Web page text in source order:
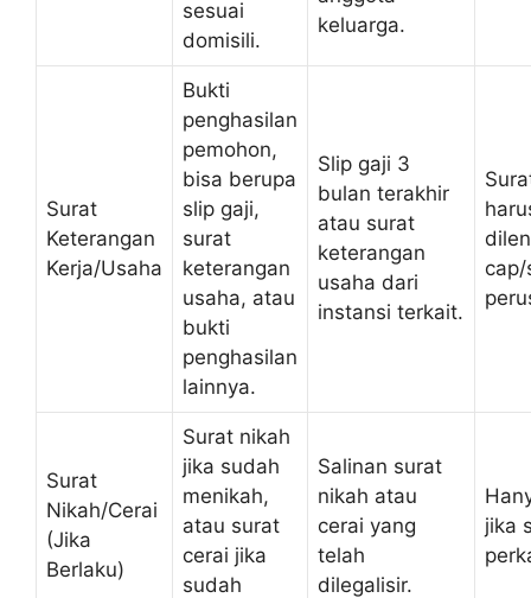
sesuai
domisili.
keluarga.
Surat
Keterangan
Kerja/Usaha
Bukti
penghasilan
pemohon,
bisa berupa
slip gaji,
surat
keterangan
usaha, atau
bukti
penghasilan
lainnya.
Slip gaji 3
bulan terakhir
atau surat
keterangan
usaha dari
instansi terkait.
Surat
Nikah/Cerai
(Jika
Berlaku)
Surat nikah
jika sudah
menikah,
atau surat
cerai jika
sudah
Salinan surat
nikah atau
cerai yang
telah
dilegalisir.
jika